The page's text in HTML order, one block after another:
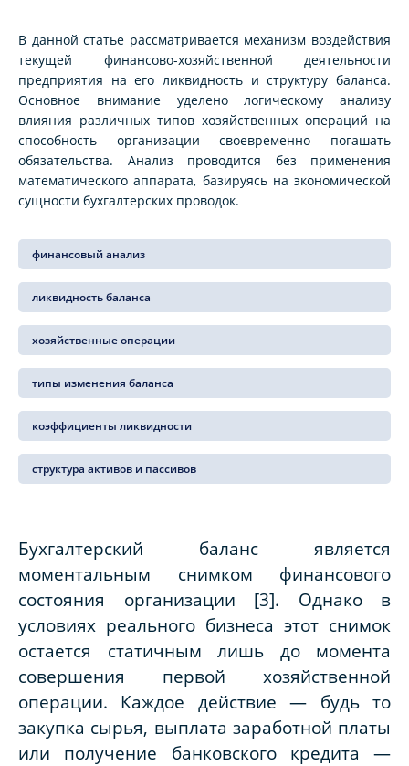
В данной статье рассматривается механизм воздействия
текущей финансово-хозяйственной деятельности
предприятия на его ликвидность и структуру баланса.
Основное внимание уделено логическому анализу
влияния различных типов хозяйственных операций на
способность организации своевременно погашать
обязательства. Анализ проводится без применения
математического аппарата, базируясь на экономической
сущности бухгалтерских проводок.
финансовый анализ
ликвидность баланса
хозяйственные операции
типы изменения баланса
коэффициенты ликвидности
структура активов и пассивов
Бухгалтерский баланс является
моментальным снимком финансового
состояния организации [3]. Однако в
условиях реального бизнеса этот снимок
остается статичным лишь до момента
совершения первой хозяйственной
операции. Каждое действие — будь то
закупка сырья, выплата заработной платы
или получение банковского кредита —